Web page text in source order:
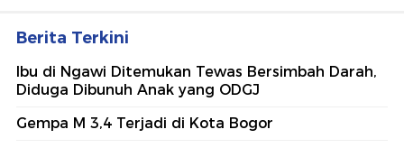
Berita Terkini
Ibu di Ngawi Ditemukan Tewas Bersimbah Darah,
Diduga Dibunuh Anak yang ODGJ
Gempa M 3,4 Terjadi di Kota Bogor